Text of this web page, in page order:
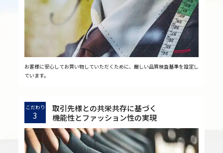
お客様に安心してお買い物していただくために、厳しい品質検査基準を設定し
ています。
こだわり
3
取引先様との共栄共存に基づく
機能性とファッション性の実現